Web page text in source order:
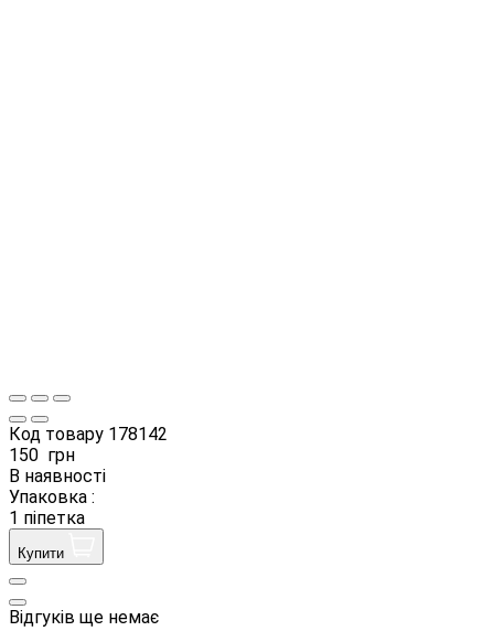
Код товару 178142
150 грн
В наявності
Упаковка :
1 піпетка
Купити
Відгуків ще немає